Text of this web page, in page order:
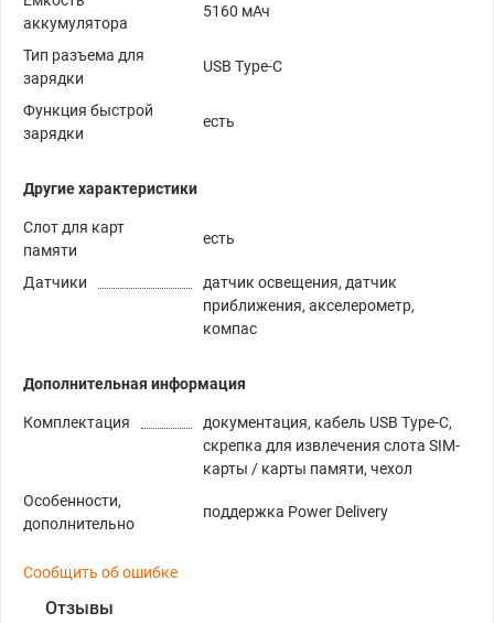
аккумулятора
5160 мАч
Тип разъема для
зарядки
USB Type-C
Функция быстрой
зарядки
есть
Другие характеристики
Слот для карт
памяти
есть
Датчики
датчик освещения, датчик
приближения, акселерометр,
компас
Дополнительная информация
Комплектация
документация, кабель USB Type-C,
скрепка для извлечения слота SIM-
карты / карты памяти, чехол
Особенности,
дополнительно
поддержка Power Delivery
Сообщить об ошибке
Отзывы